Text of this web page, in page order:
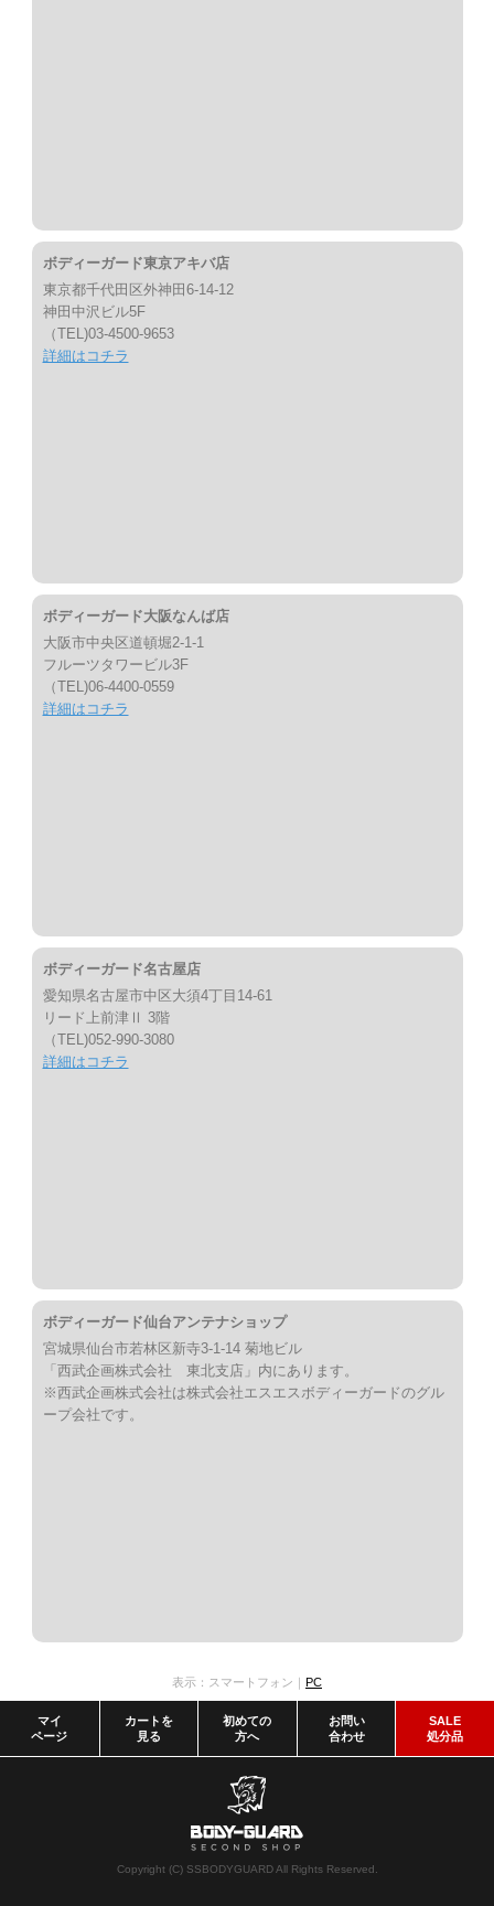
マイ
ページ
カートを
見る
初めての
方へ
お問い
合わせ
SALE
処分品
ボディーガード東京アキバ店
東京都千代田区外神田6-14-12
神田中沢ビル5F
（TEL)03-4500-9653
詳細はコチラ
ボディーガード大阪なんば店
大阪市中央区道頓堀2-1-1
フルーツタワービル3F
（TEL)06-4400-0559
詳細はコチラ
ボディーガード名古屋店
愛知県名古屋市中区大須4丁目14-61
リード上前津Ⅱ 3階
（TEL)052-990-3080
詳細はコチラ
ボディーガード仙台アンテナショップ
宮城県仙台市若林区新寺3-1-14 菊地ビル
「西武企画株式会社 東北支店」内にあります。
※西武企画株式会社は株式会社エスエスボディーガードのグル
ープ会社です。
表示：スマートフォン｜ PC
Copyright (C) SSBODYGUARD All Rights Reserved.